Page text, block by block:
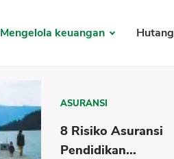
Mengelola keuangan Hutang
ASURANSI
8 Risiko Asuransi
Pendidikan...